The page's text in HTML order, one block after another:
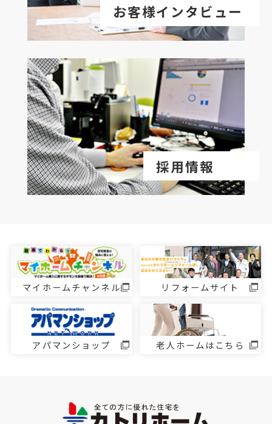
お客様インタビュー
採用情報
マイホームチャンネル リフォームサイト
アパマンショップ 老人ホームはこちら